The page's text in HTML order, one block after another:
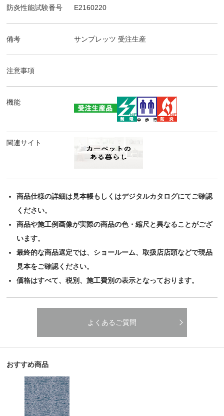
防炎性能試験番号 E2160220
備考 サンプレッツ 受注生産
注意事項
機能
関連サイト
商品仕様の詳細は見本帳もしくはデジタルカタログにてご確認
ください。
商品や施工例画像が実際の商品の色・縮尺と異なることがござ
います。
最終的な商品選定では、ショールーム、取扱店店頭などで現品
見本をご確認ください。
価格はすべて、税別、施工費別の表示となっております。
よくあるご質問
おすすめ商品